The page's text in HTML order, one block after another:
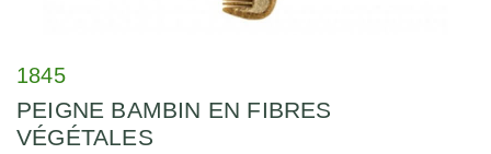
1845
PEIGNE BAMBIN EN FIBRES
VÉGÉTALES